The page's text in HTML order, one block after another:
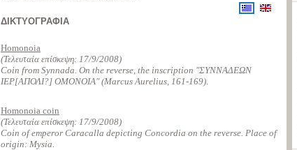
ΔΙΚΤΥΟΓΡΑΦΙΑ
Homonoia
(Τελευταία επίσκεψη: 17/9/2008)
Coin from Synnada. On the reverse, the inscription "ΣΥΝΝΑΔΕΩΝ
ΙΕΡ[ΑΠΟΛΙ?] ΟΜΟΝΟΙΑ" (Marcus Aurelius, 161-169).
Homonoia coin
(Τελευταία επίσκεψη: 17/9/2008)
Coin of emperor Caracalla depicting Concordia on the reverse. Place of
origin: Mysia.